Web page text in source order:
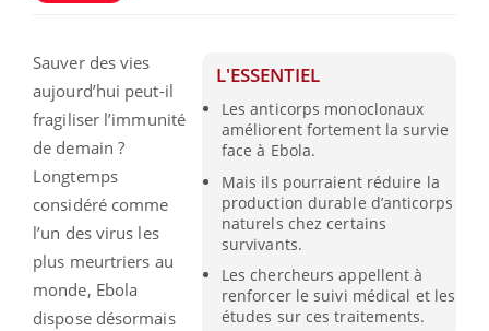
L'ESSENTIEL
Les anticorps monoclonaux
améliorent fortement la survie
face à Ebola.
Mais ils pourraient réduire la
production durable d’anticorps
naturels chez certains
survivants.
Les chercheurs appellent à
renforcer le suivi médical et les
études sur ces traitements.
Sauver des vies
aujourd’hui peut-il
fragiliser l’immunité
de demain ?
Longtemps
considéré comme
l’un des virus les
plus meurtriers au
monde, Ebola
dispose désormais